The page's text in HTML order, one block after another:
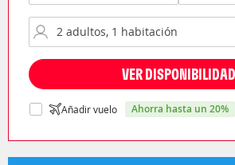
VER DISPONIBILIDAD
Añadir vuelo ahorra hasta un 20%